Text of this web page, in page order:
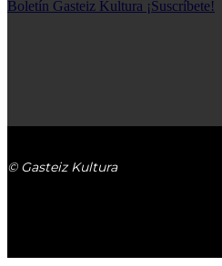
Boletín Gasteiz Kultura ¡Suscríbete!
© Gasteiz Kultura